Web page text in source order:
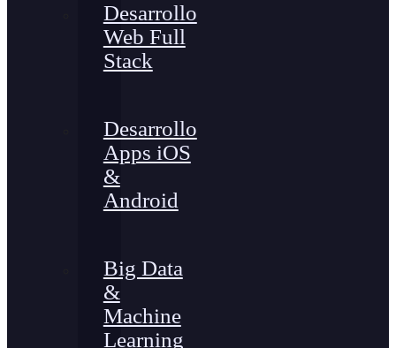
Desarrollo
Web Full
Stack
Desarrollo
Apps iOS
&
Android
Big Data
&
Machine
Learning